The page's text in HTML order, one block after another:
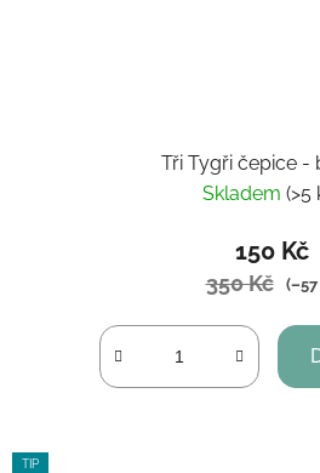
Tři Tygři čepice -
Skladem (>5
150 Kč
350 Kč (–57
TIP